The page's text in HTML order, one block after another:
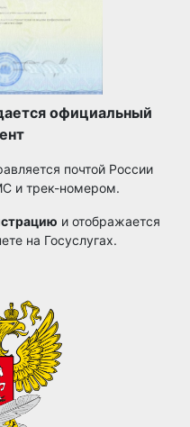
официальный
почтой России
и трек-номером.
и отображается
на Госуслугах.